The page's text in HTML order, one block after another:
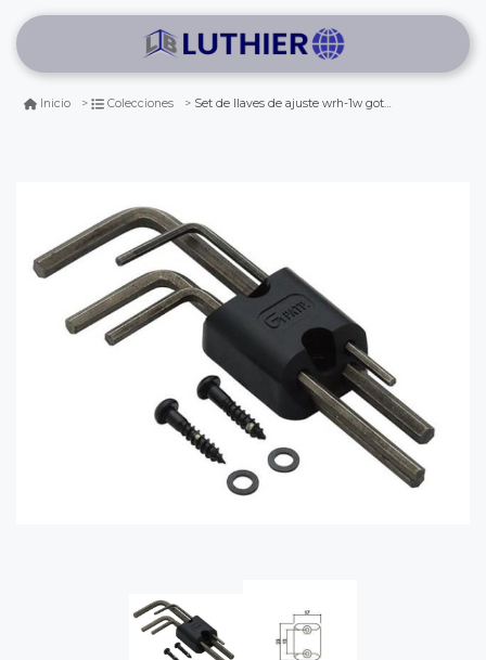
Inicio Colecciones Set de llaves de ajuste wrh-1w gotoh